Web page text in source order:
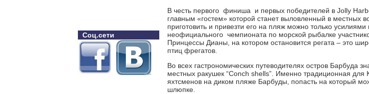
Соц.сети
В честь первого финиша и первых победителей в Jolly
главным «гостем» которой станет выловленный в местных
приготовить и привезти его на пляж можно только
неофициального чемпионата по морской рыбалке
Принцессы Дианы, на котором остановится регата – это
птиц фрегатов.
Во всех гастрономических путеводителях остров Барбуда
местных ракушек “Conch shells”. Именно традиционная
яхтсменов на диком пляже Барбуды, попасть на который
шлюпке.